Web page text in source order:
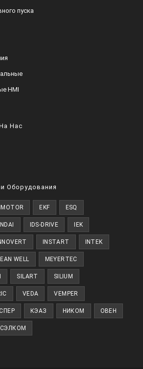
пуска
HMI
Нас
Оборудования
EKF ESQ
IDS-DRIVE IEK
INSTART INTEK
WELL MEYERTEC
SILART SILIUM
VEDA VEMPER
КЭАЗ НИКОМ ОВЕН